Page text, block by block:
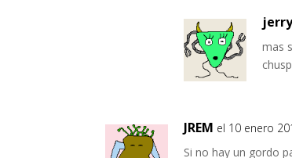
mas
JREM el 10 enero
Si no hay un gordo